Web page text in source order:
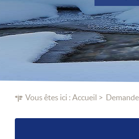
Vous êtes ici : Accueil